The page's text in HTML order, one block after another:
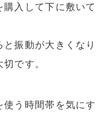
入して下に敷いて
振動が大きくなり
です。
う時間帯を気にす